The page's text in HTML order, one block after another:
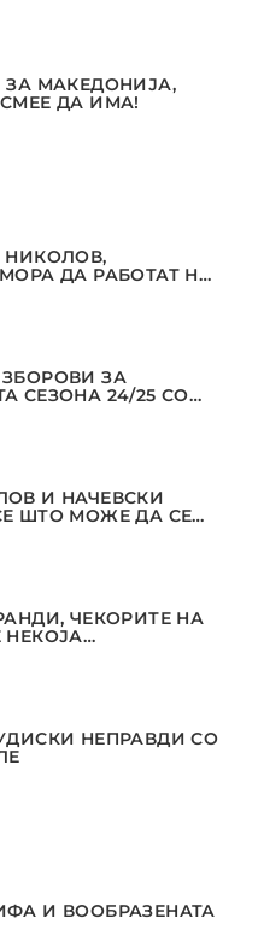
ЗА МАКЕДОНИЈА,
ДА ИМА!
НИКОЛОВ,
ДА РАБОТАТ НА
ЗА
СЕЗОНА 24/25 СО
И НАЧЕВСКИ
ШТО МОЖЕ ДА СЕ
ЧЕКОРИТЕ НА
НЕПРАВДИ СО
И ВООБРАЗЕНАТА